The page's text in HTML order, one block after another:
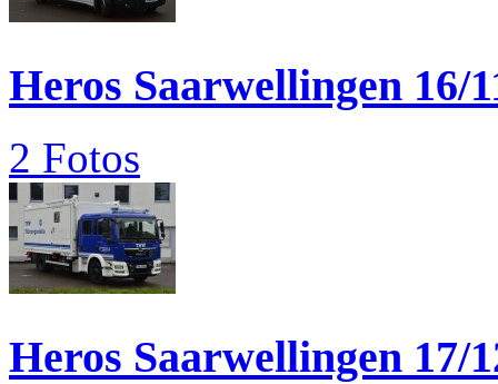
Heros Saarwellingen 16/
2 Fotos
Heros Saarwellingen 17/